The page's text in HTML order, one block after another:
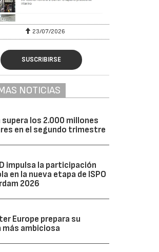
23/07/2026
SUSCRIBIRSE
NOTICIAS
supera los 2.000 millones
en el segundo trimestre
impulsa la participación
en la nueva etapa de ISPO
2026
Europe prepara su
más ambiciosa